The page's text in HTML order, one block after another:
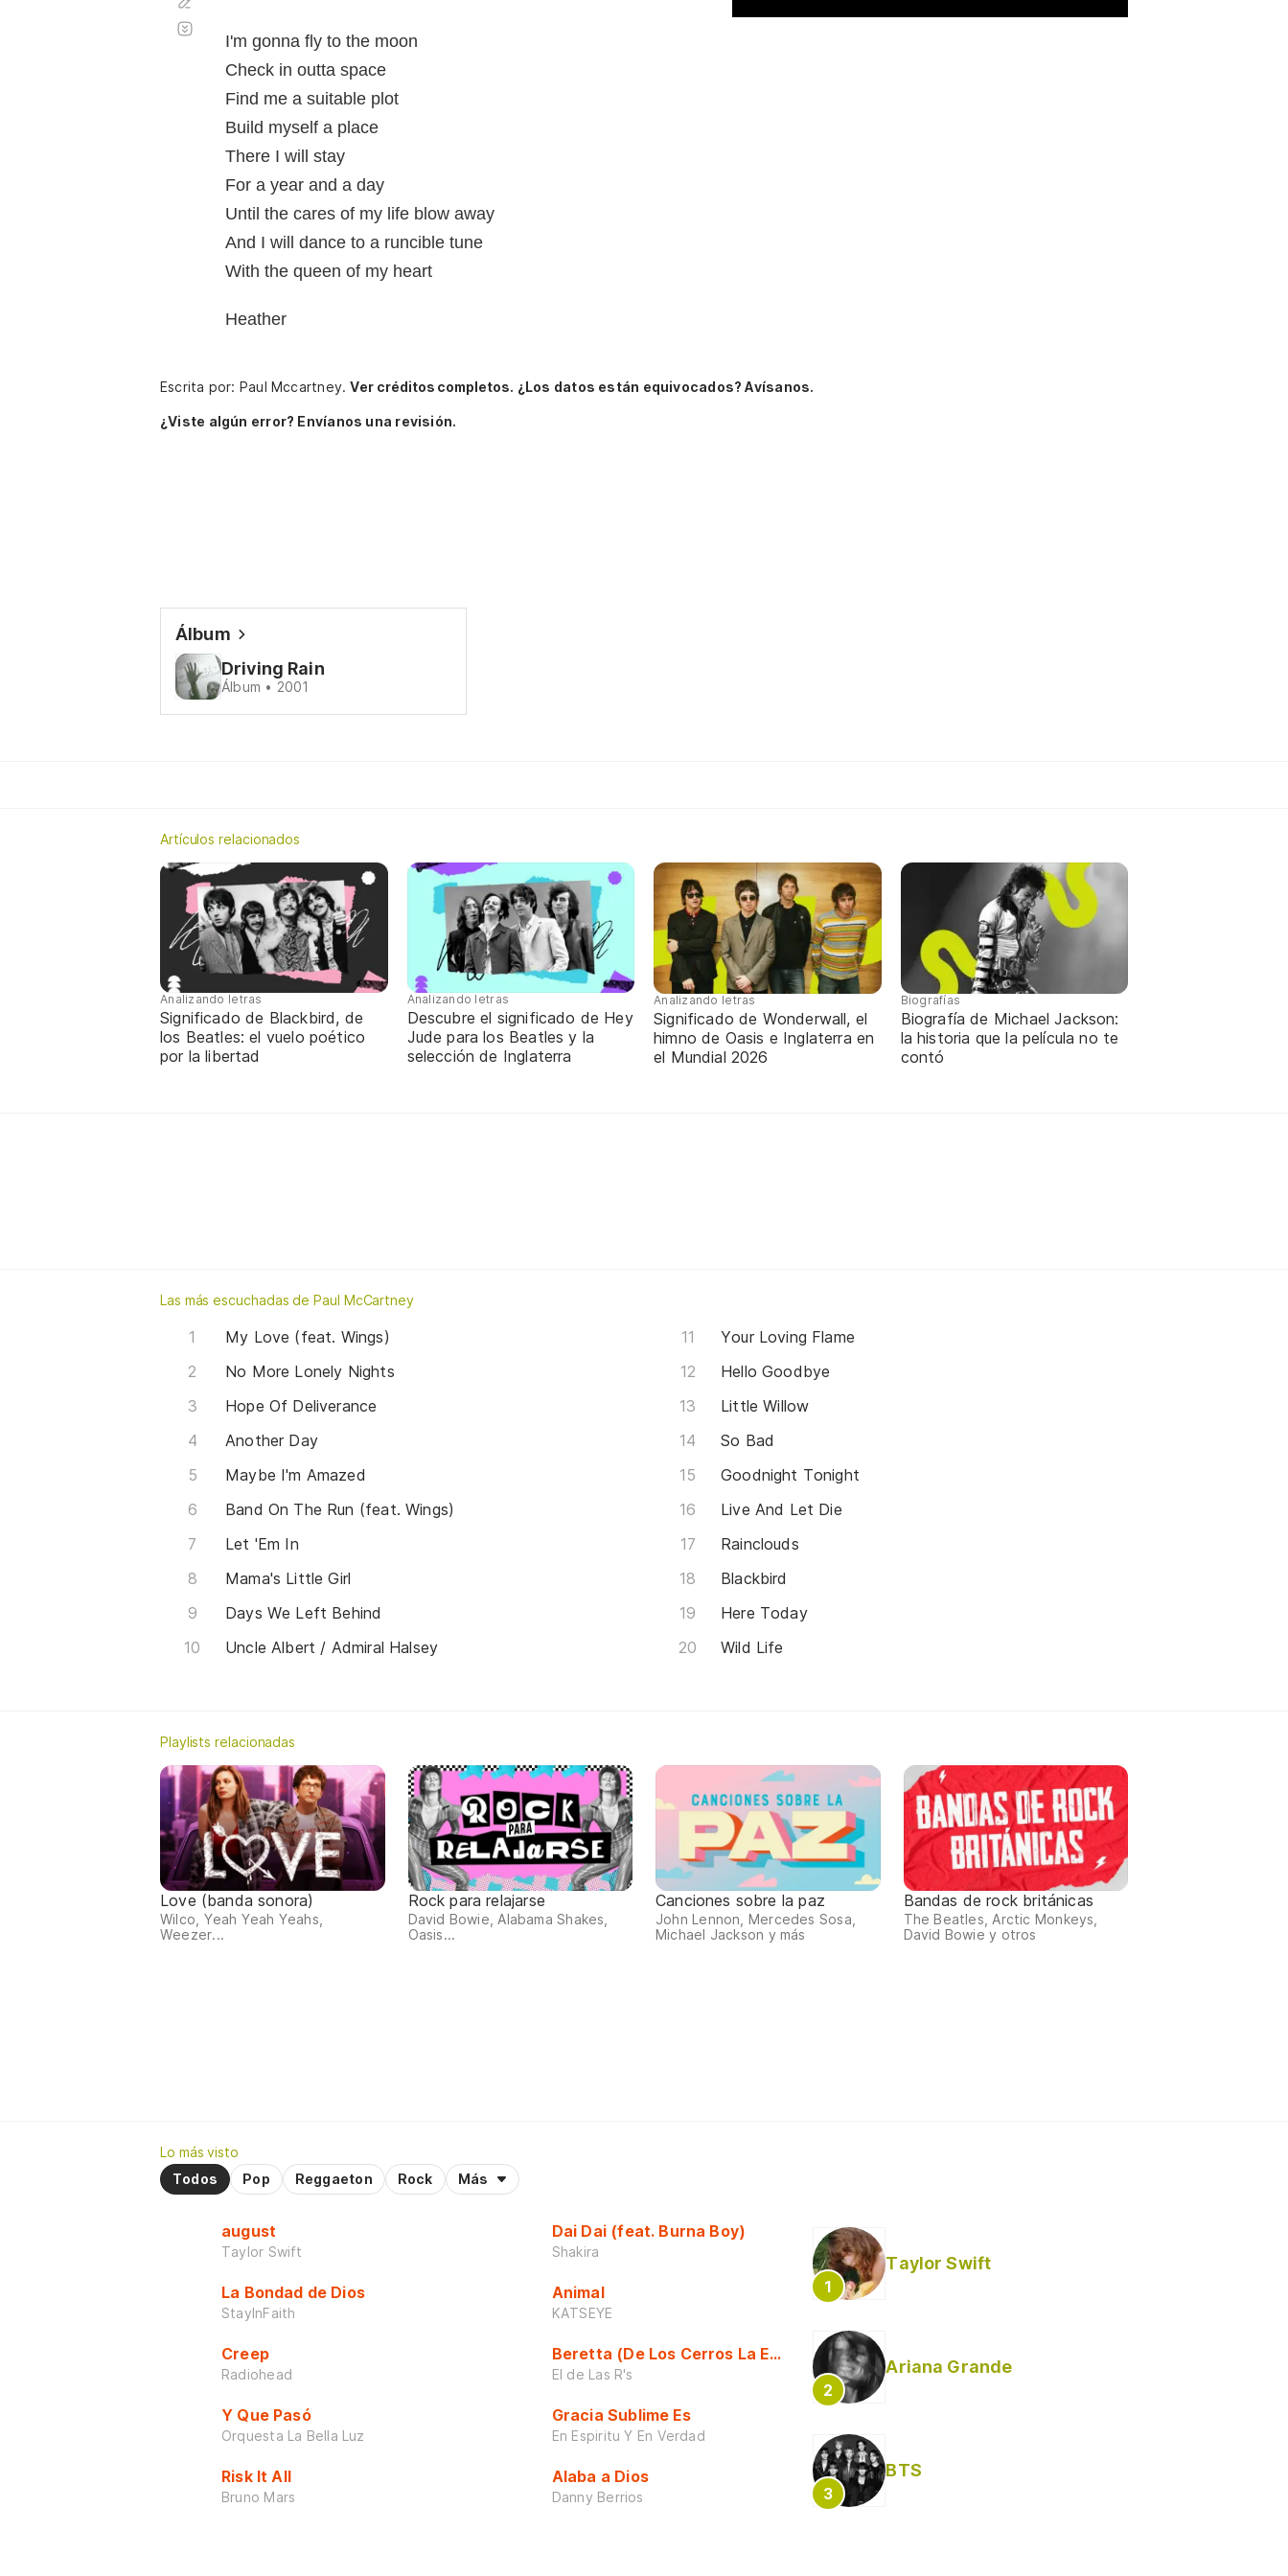
I'm gonna fly to the moon
Check in outta space
Find me a suitable plot
Build myself a place
There I will stay
For a year and a day
Until the cares of my life blow away
And I will dance to a runcible tune
With the queen of my heart
Heather
automático
Escrita por: Paul Mccartney.Ver créditos completos. ¿Los datos están equivocados? Avísanos.
¿Viste algún error? Envíanos una revisión.
Álbum
Driving Rain
Álbum • 2001
Artículos relacionados
Analizando letras
Significado de Blackbird, de
los Beatles: el vuelo poético
por la libertad
Analizando letras
Descubre el significado de Hey
Jude para los Beatles y la
selección de Inglaterra
Analizando letras
Significado de Wonderwall, el
himno de Oasis e Inglaterra en
el Mundial 2026
Biografías
Biografía de Michael Jackson:
la historia que la película no te
contó
Las más escuchadas de Paul McCartney
My Love (feat. Wings)
No More Lonely Nights
Hope Of Deliverance
Another Day
Maybe I'm Amazed
Band On The Run (feat. Wings)
Let 'Em In
Mama's Little Girl
Days We Left Behind
Uncle Albert / Admiral Halsey
Your Loving Flame
Hello Goodbye
Little Willow
So Bad
Goodnight Tonight
Live And Let Die
Rainclouds
Blackbird
Here Today
Wild Life
Playlists relacionadas
Love (banda sonora)
Wilco, Yeah Yeah Yeahs,
Weezer...
Rock para relajarse
David Bowie, Alabama Shakes,
Oasis...
Canciones sobre la paz
John Lennon, Mercedes Sosa,
Michael Jackson y más
Bandas de rock británicas
The Beatles, Arctic Monkeys,
David Bowie y otros
Lo más visto
Todos
Pop Reggaeton Rock Más
august
Taylor Swift
La Bondad de Dios
StayInFaith
Creep
Radiohead
Y Que Pasó
Orquesta La Bella Luz
Risk It All
Bruno Mars
Dai Dai (feat. Burna Boy)
Shakira
Animal
KATSEYE
Beretta (De Los Cerros La Escuela)
El de Las R's
Gracia Sublime Es
En Espiritu Y En Verdad
Alaba a Dios
Danny Berrios
Taylor Swift
Ariana Grande
BTS